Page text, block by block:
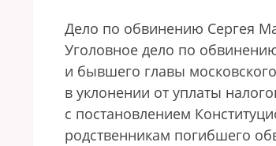
Дело по обвинению Сергея
Уголовное дело по
и бывшего главы
в уклонении от уплаты
с постановлением
родственникам погибшего